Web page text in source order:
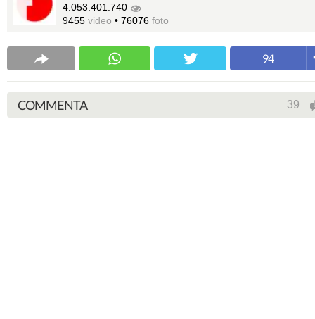
4.053.401.740
9455 video • 76076 foto
94
COMMENTA 39